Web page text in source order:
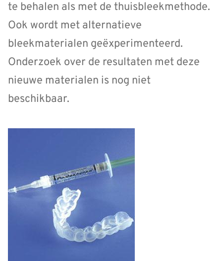
te behalen als met de thuisbleekmethode.
Ook wordt met alternatieve
bleekmaterialen geëxperimenteerd.
Onderzoek over de resultaten met deze
nieuwe materialen is nog niet
beschikbaar.